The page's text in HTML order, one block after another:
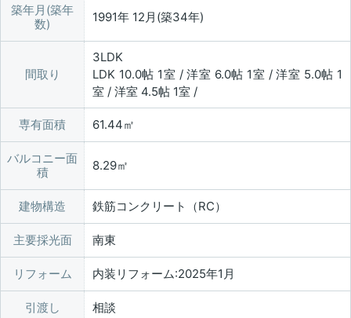
築年月(築年
数)
1991年 12月(築34年)
間取り
3LDK
LDK 10.0帖 1室 / 洋室 6.0帖 1室 / 洋室 5.0帖 1
室 / 洋室 4.5帖 1室 /
専有面積 61.44㎡
バルコニー面
積
8.29㎡
建物構造 鉄筋コンクリート（RC）
主要採光面 南東
リフォーム 内装リフォーム:2025年1月
引渡し 相談